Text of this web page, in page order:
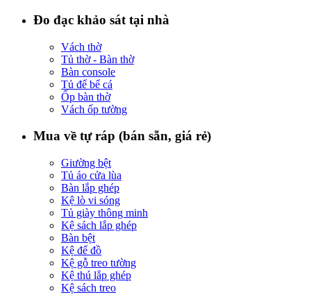
Đo đạc khảo sát tại nhà
Vách thờ
Tủ thờ - Bàn thờ
Bàn console
Tủ để bể cá
Ốp bàn thờ
Vách ốp tường
Mua về tự ráp (bán sẵn, giá rẻ)
Giường bệt
Tủ áo cửa lùa
Bàn lắp ghép
Kệ lò vi sóng
Tủ giày thông minh
Kệ sách lắp ghép
Bàn bệt
Kệ để đồ
Kệ gỗ treo tường
Kệ thú lắp ghép
Kệ sách treo